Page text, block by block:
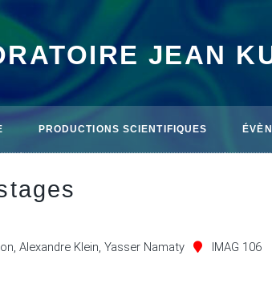
JEAN
PRODUCTIONS SCIENTIFIQUES
Alexandre Klein, Yasser Namaty IMAG 106